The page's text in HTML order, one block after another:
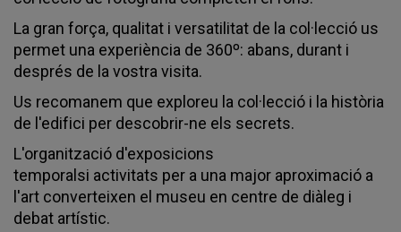
La gran força, qualitat i versatilitat de la col·lecció us
permet una experiència de 360º: abans, durant i
després de la vostra visita.
Us recomanem que exploreu la col·lecció i la història
de l'edifici per descobrir-ne els secrets.
L'organització d'exposicions
temporalsi activitats per a una major aproximació a
l'art converteixen el museu en centre de diàleg i
debat artístic.